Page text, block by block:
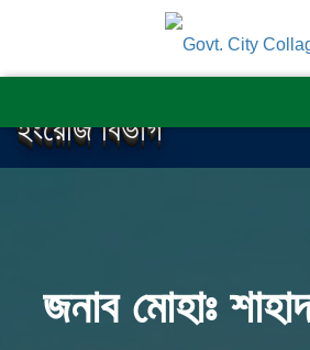
ইংরেজি বিভাগ
জনাব মোহাঃ